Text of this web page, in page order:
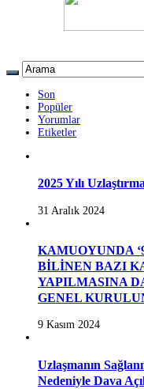
Son
Popüler
Yorumlar
Etiketler
2025 Yılı
31 Aralık 2024
KAMUOYUNDA
BİLİNEN BAZI
YAPILMASINA
GENEL
9 Kasım 2024
Uzlaşmanın
Nedeniyle Dava